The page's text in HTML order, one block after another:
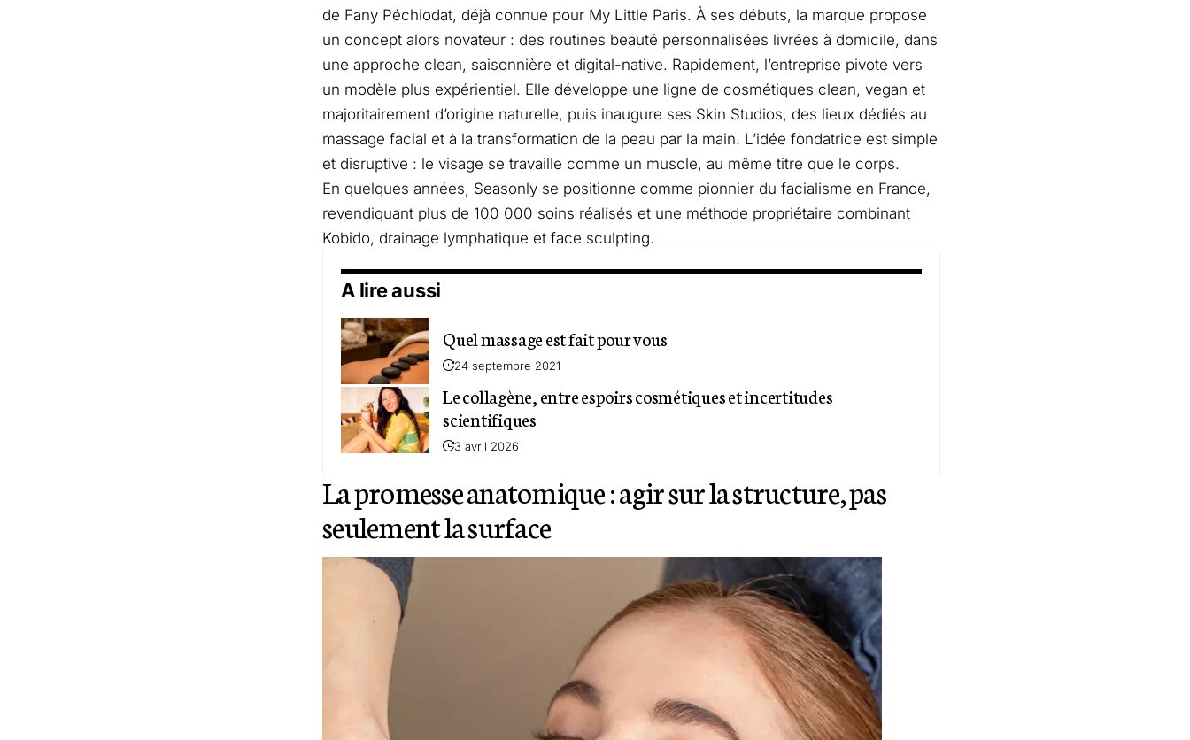
de Fany Péchiodat, déjà connue pour My Little Paris. À ses débuts, la marque propose
un concept alors novateur : des routines beauté personnalisées livrées à domicile, dans
une approche clean, saisonnière et digital-native. Rapidement, l’entreprise pivote vers
un modèle plus expérientiel. Elle développe une ligne de cosmétiques clean, vegan et
majoritairement d’origine naturelle, puis inaugure ses Skin Studios, des lieux dédiés au
massage facial et à la transformation de la peau par la main. L’idée fondatrice est simple
et disruptive : le visage se travaille comme un muscle, au même titre que le corps.
En quelques années, Seasonly se positionne comme pionnier du facialisme en France,
revendiquant plus de 100 000 soins réalisés et une méthode propriétaire combinant
Kobido, drainage lymphatique et face sculpting.
A lire aussi
Quel massage est fait pour vous
24 septembre 2021
Le collagène, entre espoirs cosmétiques et incertitudes
scientifiques
3 avril 2026
La promesse anatomique : agir sur la structure, pas
seulement la surface